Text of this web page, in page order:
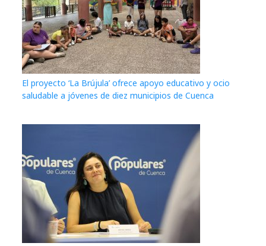
El proyecto ‘La Brújula’ ofrece apoyo educativo y ocio
saludable a jóvenes de diez municipios de Cuenca